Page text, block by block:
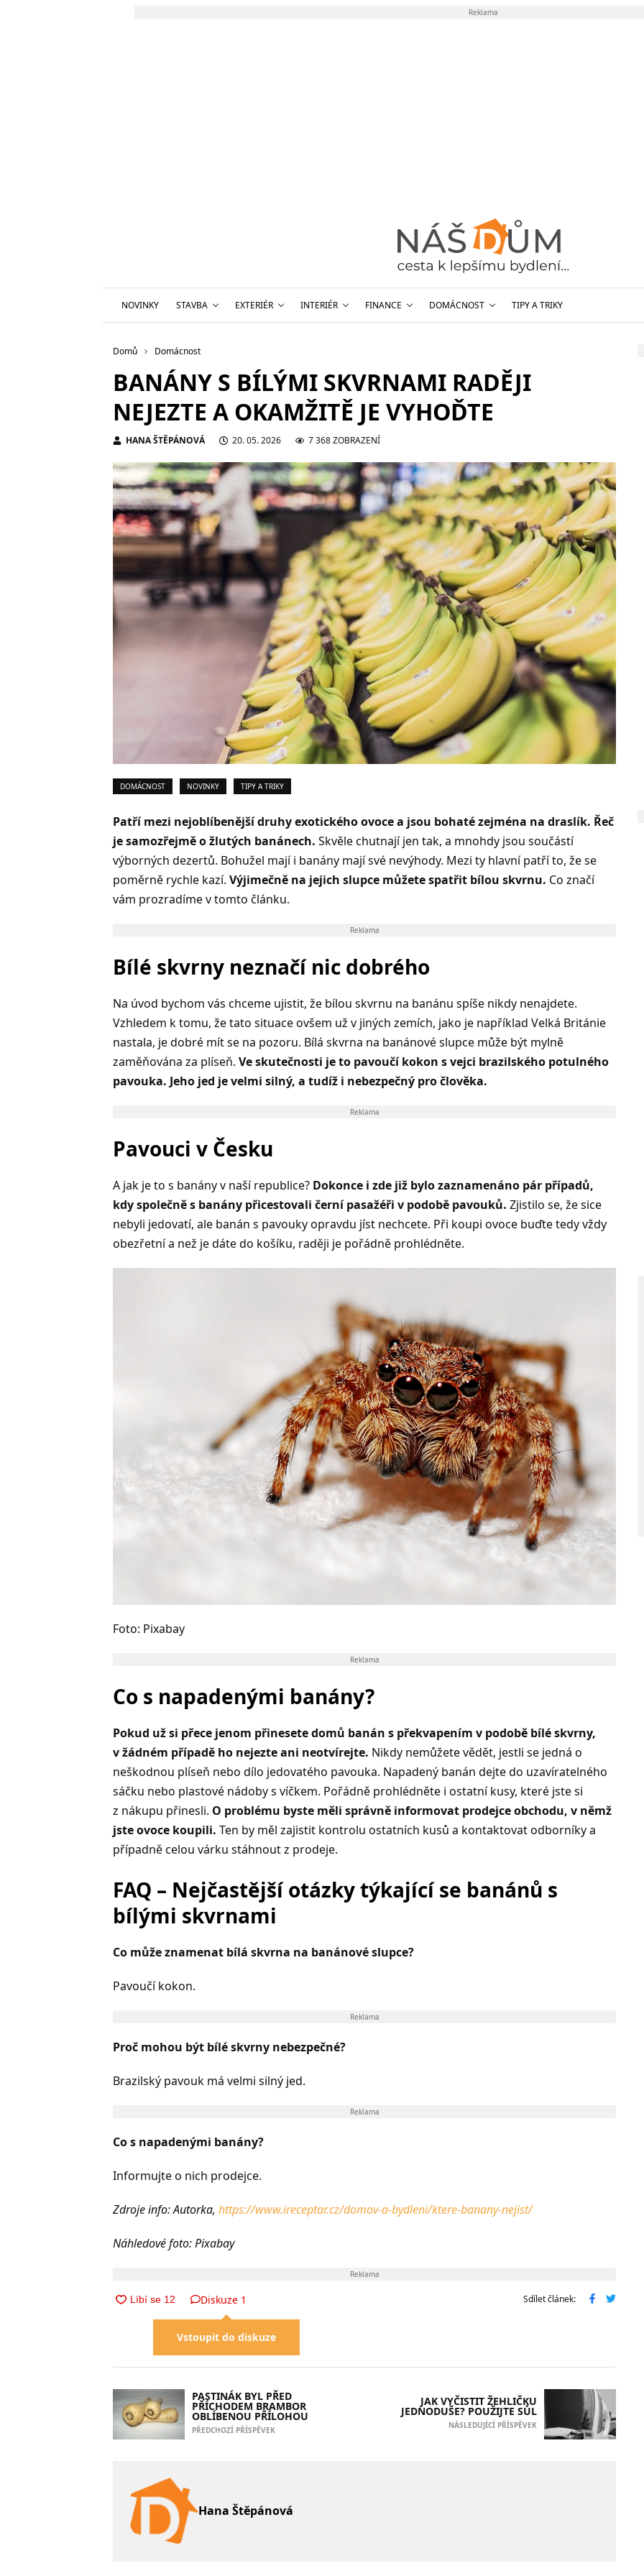
Reklama
NOVINKY STAVBA EXTERIÉR INTERIÉR FINANCE DOMÁCNOST TIPY A TRIKY
Domů Domácnost
BANÁNY S BÍLÝMI SKVRNAMI RADĚJI
NEJEZTE A OKAMŽITĚ JE VYHOĎTE
HANA ŠTĚPÁNOVÁ 20. 05. 2026 7 368 ZOBRAZENÍ
DOMÁCNOST NOVINKY TIPY A TRIKY
Patří mezi nejoblíbenější druhy exotického ovoce a jsou bohaté zejména na draslík. Řeč
je samozřejmě o žlutých banánech. Skvěle chutnají jen tak, a mnohdy jsou součástí
výborných dezertů. Bohužel mají i banány mají své nevýhody. Mezi ty hlavní patří to, že se
poměrně rychle kazí. Výjimečně na jejich slupce můžete spatřit bílou skvrnu. Co značí
vám prozradíme v tomto článku.
Reklama
Bílé skvrny neznačí nic dobrého
Na úvod bychom vás chceme ujistit, že bílou skvrnu na banánu spíše nikdy nenajdete.
Vzhledem k tomu, že tato situace ovšem už v jiných zemích, jako je například Velká Británie
nastala, je dobré mít se na pozoru. Bílá skvrna na banánové slupce může být mylně
zaměňována za plíseň. Ve skutečnosti je to pavoučí kokon s vejci brazilského potulného
pavouka. Jeho jed je velmi silný, a tudíž i nebezpečný pro člověka.
Reklama
Pavouci v Česku
A jak je to s banány v naší republice? Dokonce i zde již bylo zaznamenáno pár případů,
kdy společně s banány přicestovali černí pasažéři v podobě pavouků. Zjistilo se, že sice
nebyli jedovatí, ale banán s pavouky opravdu jíst nechcete. Při koupi ovoce buďte tedy vždy
obezřetní a než je dáte do košíku, raději je pořádně prohlédněte.
Foto: Pixabay
Reklama
Co s napadenými banány?
Pokud už si přece jenom přinesete domů banán s překvapením v podobě bílé skvrny,
v žádném případě ho nejezte ani neotvírejte. Nikdy nemůžete vědět, jestli se jedná o
neškodnou plíseň nebo dílo jedovatého pavouka. Napadený banán dejte do uzavíratelného
sáčku nebo plastové nádoby s víčkem. Pořádně prohlédněte i ostatní kusy, které jste si
z nákupu přinesli. O problému byste měli správně informovat prodejce obchodu, v němž
jste ovoce koupili. Ten by měl zajistit kontrolu ostatních kusů a kontaktovat odborníky a
případně celou várku stáhnout z prodeje.
FAQ – Nejčastější otázky týkající se banánů s
bílými skvrnami
Co může znamenat bílá skvrna na banánové slupce?
Pavoučí kokon.
Reklama
Proč mohou být bílé skvrny nebezpečné?
Brazilský pavouk má velmi silný jed.
Reklama
Co s napadenými banány?
Informujte o nich prodejce.
Zdroje info: Autorka, https://www.ireceptar.cz/domov-a-bydleni/ktere-banany-nejist/
Náhledové foto: Pixabay
Reklama
Diskuze 1
Vstoupit do diskuze
Sdílet článek:
PASTINÁK BYL PŘED
PŘÍCHODEM BRAMBOR
OBLÍBENOU PŘÍLOHOU
PŘEDCHOZÍ PŘÍSPĚVEK
JAK VYČISTIT ŽEHLIČKU
JEDNODUŠE? POUŽIJTE SŮL
NÁSLEDUJÍCÍ PŘÍSPĚVEK
Hana Štěpánová